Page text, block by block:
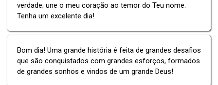
verdade; une o meu coração ao temor do Teu nome.
Tenha um excelente dia!
Bom dia! Uma grande história é feita de grandes desafios
que são conquistados com grandes esforços, formados
de grandes sonhos e vindos de um grande Deus!